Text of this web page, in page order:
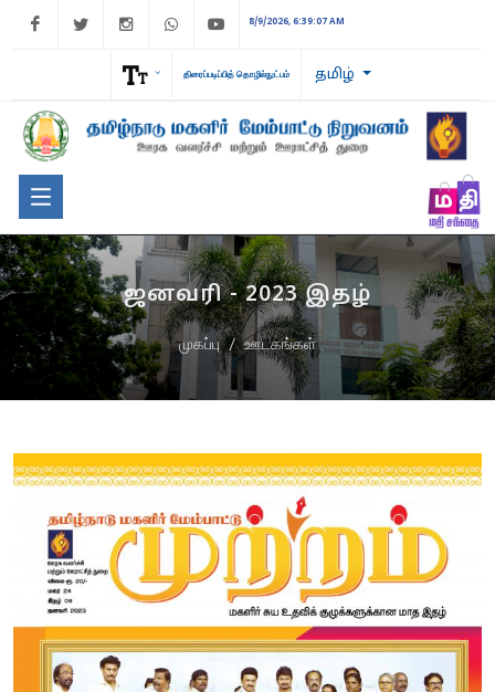
FacebookTwitterInstagramWhatsAppYoutube
8/9/2026, 6:39:07 AM
திரைப்படிப்பித் தொழில்நுட்பம் தமிழ்
ஜனவரி - 2023 இதழ்
முகப்பு ஊடகங்கள்